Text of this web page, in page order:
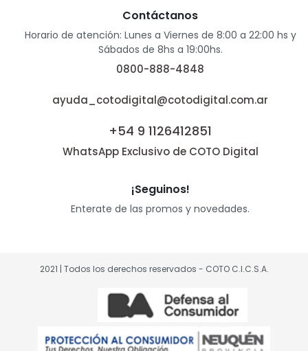
Contáctanos
Horario de atención: Lunes a Viernes de 8:00 a 22:00 hs y
Sábados de 8hs a 19:00hs.
0800-888-4848
ayuda_cotodigital@cotodigital.com.ar
+54 9 1126412851
WhatsApp Exclusivo de COTO Digital
¡Seguinos!
Enterate de las promos y novedades.
2021 | Todos los derechos reservados - COTO C.I.C.S.A.